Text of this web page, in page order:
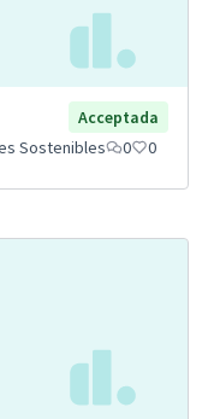
Acceptada
Sostenibles 0 0